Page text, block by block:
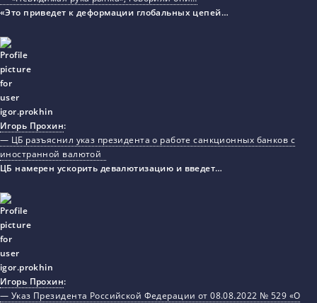
«Это приведет к деформации глобальных цепей…
Игорь Прохин:
— ЦБ разъяснил указ президента о работе санкционных банков с
иностранной валютой
ЦБ намерен ускорить девалютизацию и введет…
Игорь Прохин:
— Указ Президента Российской Федерации от 08.08.2022 № 529 «О